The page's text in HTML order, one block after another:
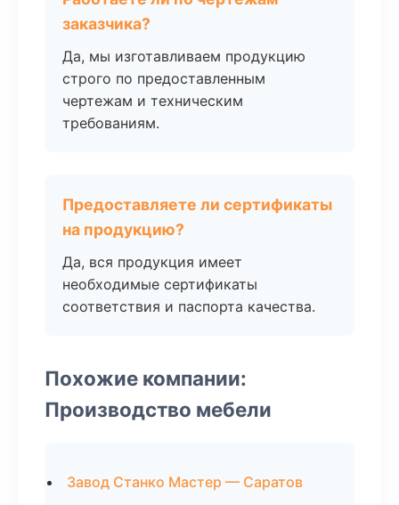
заказчика?
Да, мы изготавливаем продукцию
строго по предоставленным
чертежам и техническим
требованиям.
Предоставляете ли сертификаты
на продукцию?
Да, вся продукция имеет
необходимые сертификаты
соответствия и паспорта качества.
Похожие компании:
Производство мебели
Завод Станко Мастер — Саратов